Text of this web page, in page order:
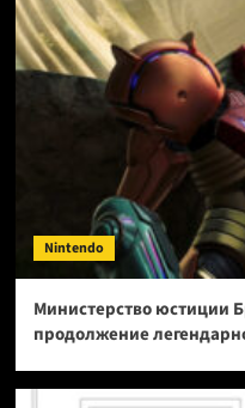
Nintendo
Министерство юстиции
продолжение